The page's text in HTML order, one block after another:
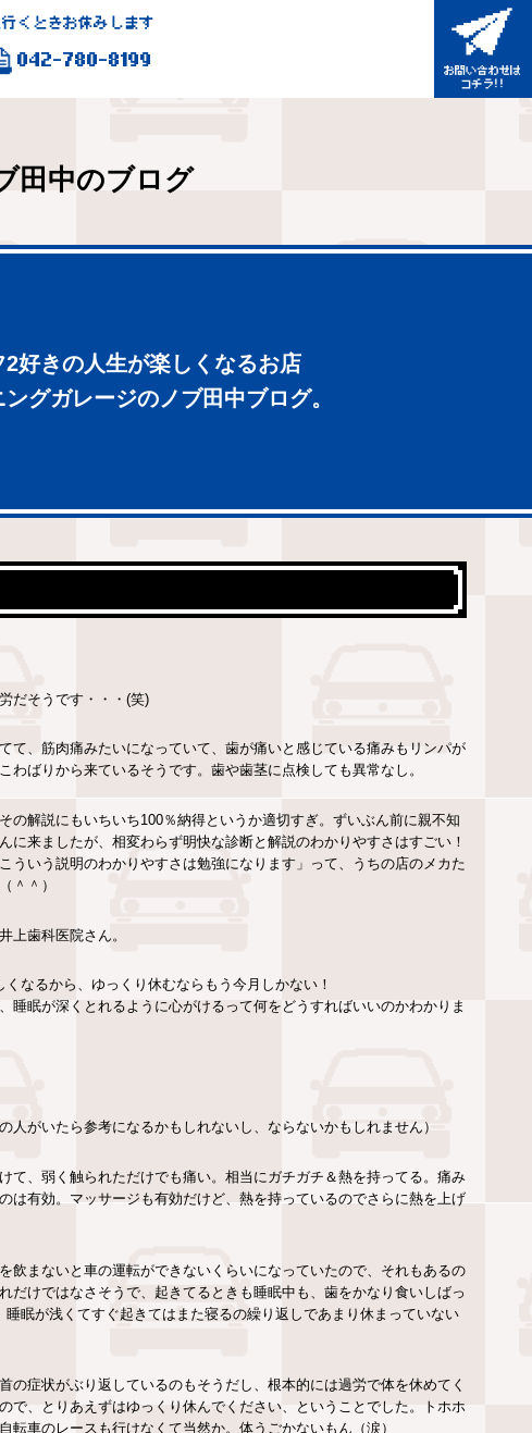
くときお休みします
042-780-8199
田中のブログ
2好きの人生が楽しくなるお店
ングガレージのノブ田中ブログ。
だそうです・・・(笑)
て、筋肉痛みたいになっていて、歯が痛いと感じている痛みもリンパが
ばりから来ているそうです。歯や歯茎に点検しても異常なし。
の解説にもいちいち100％納得というか適切すぎ。ずいぶん前に親不知
に来ましたが、相変わらず明快な診断と解説のわかりやすさはすごい！
ういう説明のわかりやすさは勉強になります」って、うちの店のメカた
＾＾）
上歯科医院さん。
なるから、ゆっくり休むならもう今月しかない！
睡眠が深くとれるように心がけるって何をどうすればいいのかわかりま
人がいたら参考になるかもしれないし、ならないかもしれません）
て、弱く触られただけでも痛い。相当にガチガチ＆熱を持ってる。痛み
は有効。マッサージも有効だけど、熱を持っているのでさらに熱を上げ
飲まないと車の運転ができないくらいになっていたので、それもあるの
だけではなさそうで、起きてるときも睡眠中も、歯をかなり食いしばっ
眠が浅くてすぐ起きてはまた寝るの繰り返しであまり休まっていない
の症状がぶり返しているのもそうだし、根本的には過労で体を休めてく
で、とりあえずはゆっくり休んでください、ということでした。トホホ
車のレースも行けなくて当然か。体うごかないもん（涙）